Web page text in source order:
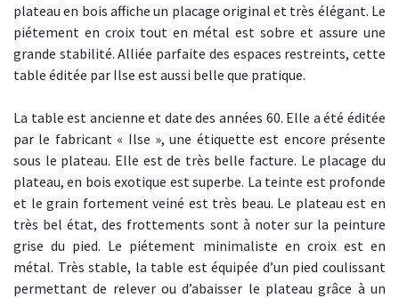
plateau en bois affiche un placage original et très élégant. Le
piétement en croix tout en métal est sobre et assure une
grande stabilité. Alliée parfaite des espaces restreints, cette
table éditée par Ilse est aussi belle que pratique.
La table est ancienne et date des années 60. Elle a été éditée
par le fabricant « Ilse », une étiquette est encore présente
sous le plateau. Elle est de très belle facture. Le placage du
plateau, en bois exotique est superbe. La teinte est profonde
et le grain fortement veiné est très beau. Le plateau est en
très bel état, des frottements sont à noter sur la peinture
grise du pied. Le piétement minimaliste en croix est en
métal. Très stable, la table est équipée d’un pied coulissant
permettant de relever ou d’abaisser le plateau grâce à un